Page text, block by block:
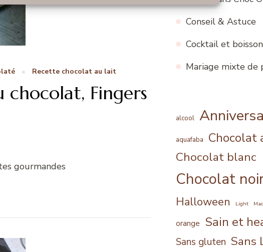
Recette chocolat au lait
chocolat, Fingers
gourmandes
Conseil & Astuce
Cocktail et
Mariage mixte de
alcool
aquafaba Chocolat
Chocolat blanc
Chocolat
Halloween Light
orange Sain et
Sans gluten Sans